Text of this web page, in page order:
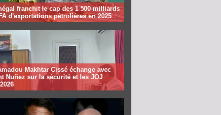
franchit le cap des 1 500 milliards
d'exportations pétrolières en 2025
Makhtar Cissé échange avec
Nuñez sur la sécurité et les JOJ